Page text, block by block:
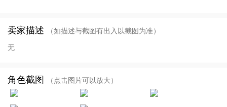
卖家描述
（如描述与截图有出入以截图为准）
无
角色截图 （点击图片可以放大）